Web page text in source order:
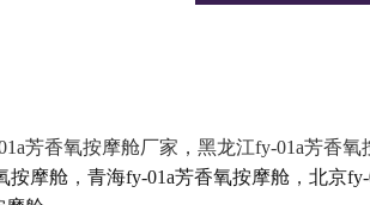
芳香氧按摩舱厂家，黑龙江fy-01a芳香
按摩舱， 青海fy-01a芳香氧按摩舱， 北京